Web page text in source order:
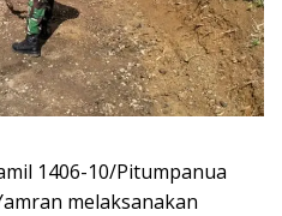
1406-10/Pitumpanua
melaksanakan